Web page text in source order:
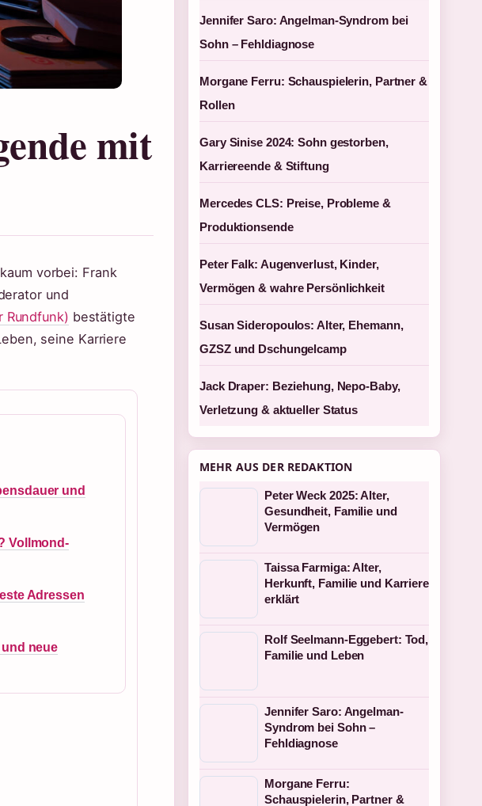
mit
vorbei: Frank
und
Rundfunk) bestätigte
seine Karriere
und
Vollmond-
Adressen
neue
Jennifer Saro: Angelman-Syndrom bei
Sohn – Fehldiagnose
Morgane Ferru: Schauspielerin, Partner &
Rollen
Gary Sinise 2024: Sohn gestorben,
Karriereende & Stiftung
Mercedes CLS: Preise, Probleme &
Produktionsende
Peter Falk: Augenverlust, Kinder,
Vermögen & wahre Persönlichkeit
Susan Sideropoulos: Alter, Ehemann,
GZSZ und Dschungelcamp
Jack Draper: Beziehung, Nepo-Baby,
Verletzung & aktueller Status
MEHR AUS DER REDAKTION
Peter Weck 2025: Alter,
Gesundheit, Familie und
Vermögen
Taissa Farmiga: Alter,
Herkunft, Familie und Karriere
erklärt
Rolf Seelmann-Eggebert: Tod,
Familie und Leben
Jennifer Saro: Angelman-
Syndrom bei Sohn –
Fehldiagnose
Morgane Ferru:
Schauspielerin, Partner &